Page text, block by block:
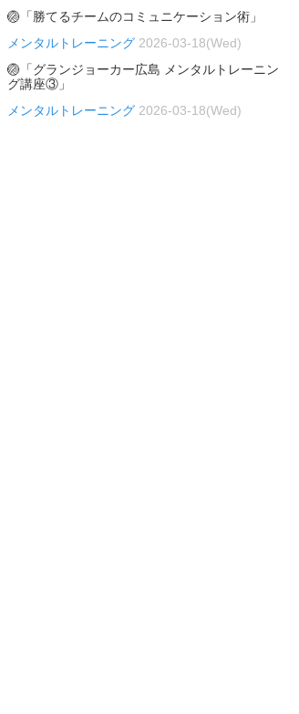
🏐「勝てるチームのコミュニケーション術」
メンタルトレーニング 2026-03-18(Wed)
🏐「グランジョーカー広島 メンタルトレーニン
グ講座③」
メンタルトレーニング 2026-03-18(Wed)